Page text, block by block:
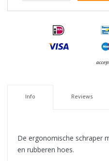
Info Reviews
De ergonomische schraper
en rubberen hoes.